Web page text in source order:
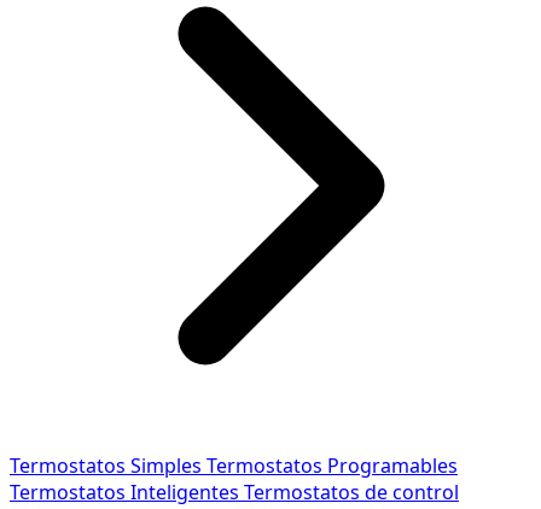
Termostatos Simples Termostatos Programables
Termostatos Inteligentes Termostatos de control